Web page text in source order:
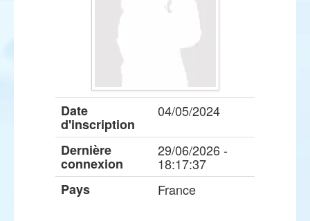
Date
d'inscription
04/05/2024
Dernière
connexion
29/06/2026 -
18:17:37
Pays
France